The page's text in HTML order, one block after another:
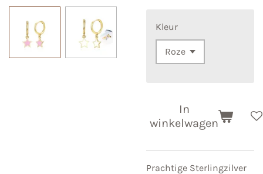
Kleur
In
winkelwagen
Prachtige Sterlingzilver